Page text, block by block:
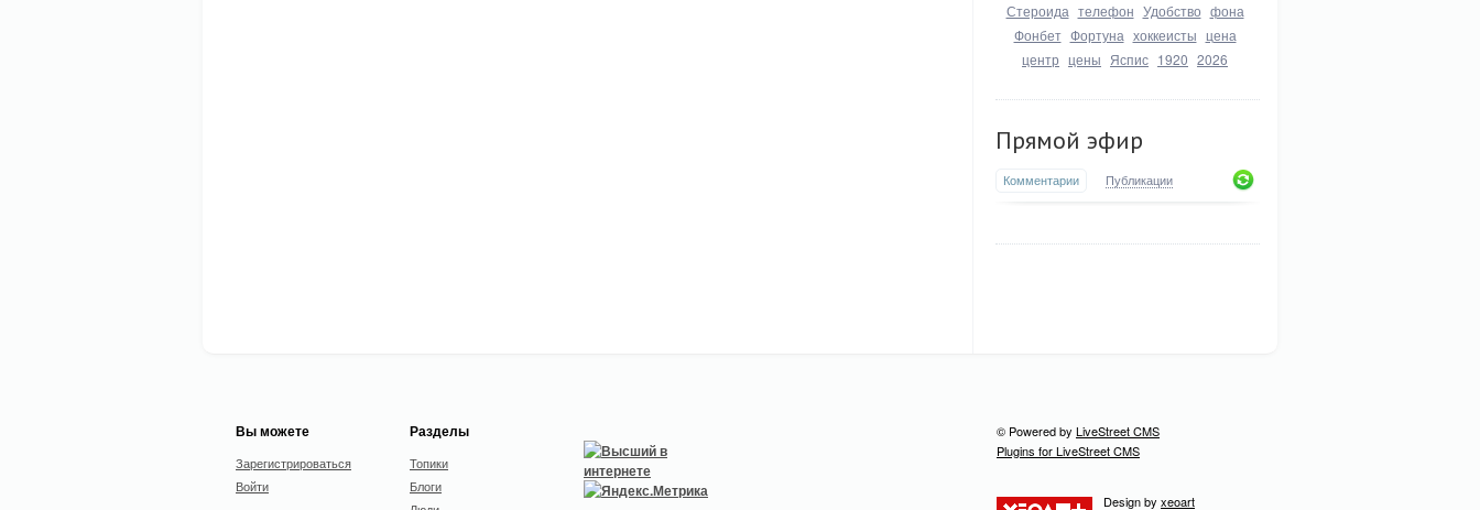
Стероида телефон Удобство фона
Фонбет Фортуна хоккеисты цена
центр цены Яспис 1920 2026
Прямой эфир
Комментарии Публикации
Вы можете
Зарегистрироваться
Войти
Разделы
Топики
Блоги
© Powered by LiveStreet CMS
Plugins for LiveStreet CMS
Design by xeoart